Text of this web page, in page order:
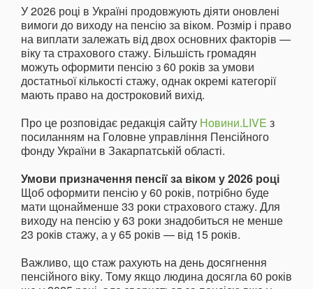
У 2026 році в Україні продовжують діяти оновлені
вимоги до виходу на пенсію за віком. Розмір і право
на виплати залежать від двох основних факторів —
віку та страхового стажу. Більшість громадян
можуть оформити пенсію з 60 років за умови
достатньої кількості стажу, однак окремі категорії
мають право на достроковий вихід.
Про це розповідає редакція сайту Новини.LIVE з
посиланням на Головне управління Пенсійного
фонду України в Закарпатській області.
Умови призначення пенсії за віком у 2026 році
Щоб оформити пенсію у 60 років, потрібно буде
мати щонайменше 33 роки страхового стажу. Для
виходу на пенсію у 63 роки знадобиться не менше
23 років стажу, а у 65 років — від 15 років.
Важливо, що стаж рахують на день досягнення
пенсійного віку. Тому якщо людина досягла 60 років